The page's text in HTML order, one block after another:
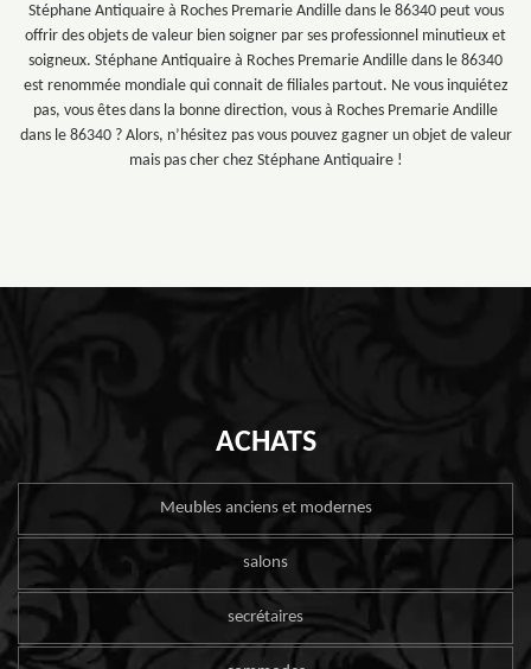
Stéphane Antiquaire à Roches Premarie Andille dans le 86340 peut vous
offrir des objets de valeur bien soigner par ses professionnel minutieux et
soigneux. Stéphane Antiquaire à Roches Premarie Andille dans le 86340
est renommée mondiale qui connait de filiales partout. Ne vous inquiétez
pas, vous êtes dans la bonne direction, vous à Roches Premarie Andille
dans le 86340 ? Alors, n’hésitez pas vous pouvez gagner un objet de valeur
mais pas cher chez Stéphane Antiquaire !
ACHATS
Meubles anciens et modernes
salons
secrétaires